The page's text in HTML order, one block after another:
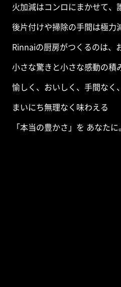
火加減はコンロにまかせて、
後片付けや掃除の手間は極力
Rinnaiの厨房がつくるのは、
小さな驚きと小さな感動の積
愉しく、おいしく、手間なく
まいにち無理なく味わえる
「本当の豊かさ」を あなたに。